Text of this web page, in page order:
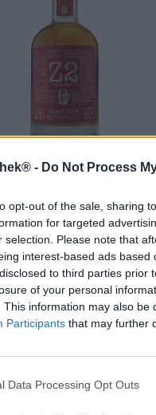
- Do Not Process
opt-out of the sale, sharing
for targeted
selection. Please note that
interest-based ads
to third parties prior
of your personal
This information may also
Participants that may further
Data Processing Opt Outs
Muut tyylit
– Die Steinwald-Brennerei
€ 25,49
-
0,35 L Pullo - € 72,83 / LTR
Loppuunmyyty